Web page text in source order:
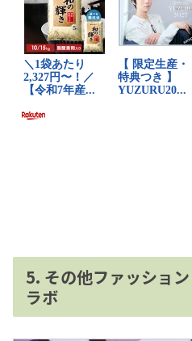
5. その他ファッショ
ラボ